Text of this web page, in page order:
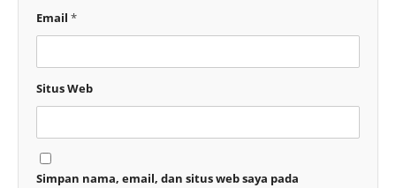
Email *
Situs Web
Simpan nama, email, dan situs web saya pada